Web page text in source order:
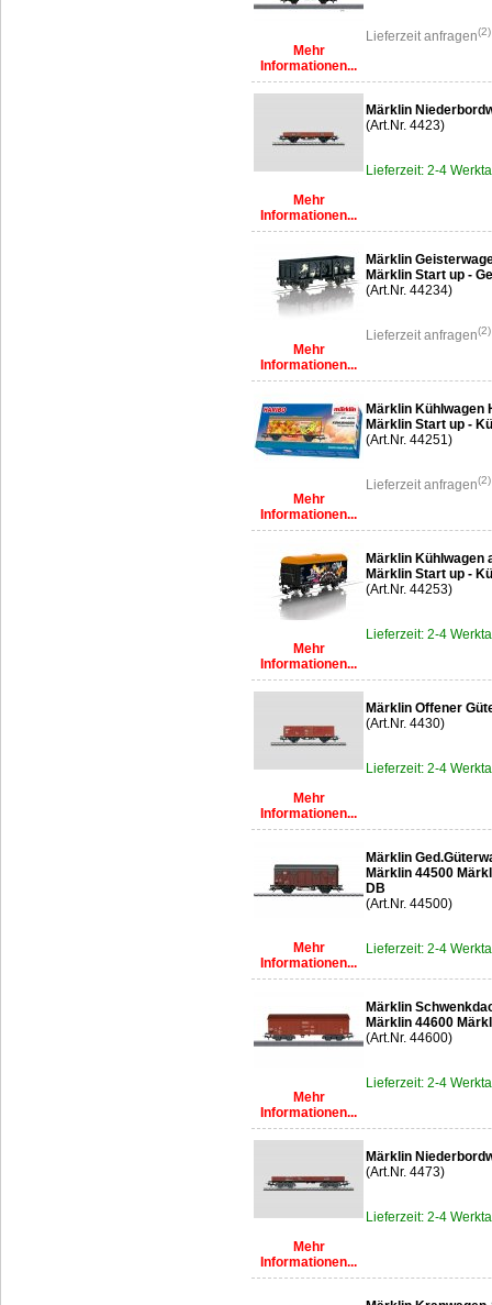
Mehr
Informationen...
Lieferzeit anfragen(2)
Mehr
Informationen...
Märklin
(Art.Nr. 4423)
Lieferzeit: 2-4
Mehr
Informationen...
Märklin
Märklin Start up -
(Art.Nr. 44234)
Lieferzeit anfragen(2)
Mehr
Informationen...
Märklin Kühlwagen
Märklin Start up -
(Art.Nr. 44251)
Lieferzeit anfragen(2)
Mehr
Informationen...
Märklin Kühlwagen
Märklin Start up -
(Art.Nr. 44253)
Lieferzeit: 2-4
Mehr
Informationen...
Märklin Offener
(Art.Nr. 4430)
Lieferzeit: 2-4
Mehr
Informationen...
Märklin
Märklin 44500
DB
(Art.Nr. 44500)
Lieferzeit: 2-4
Mehr
Informationen...
Märklin
Märklin 44600
(Art.Nr. 44600)
Lieferzeit: 2-4
Mehr
Informationen...
Märklin
(Art.Nr. 4473)
Lieferzeit: 2-4